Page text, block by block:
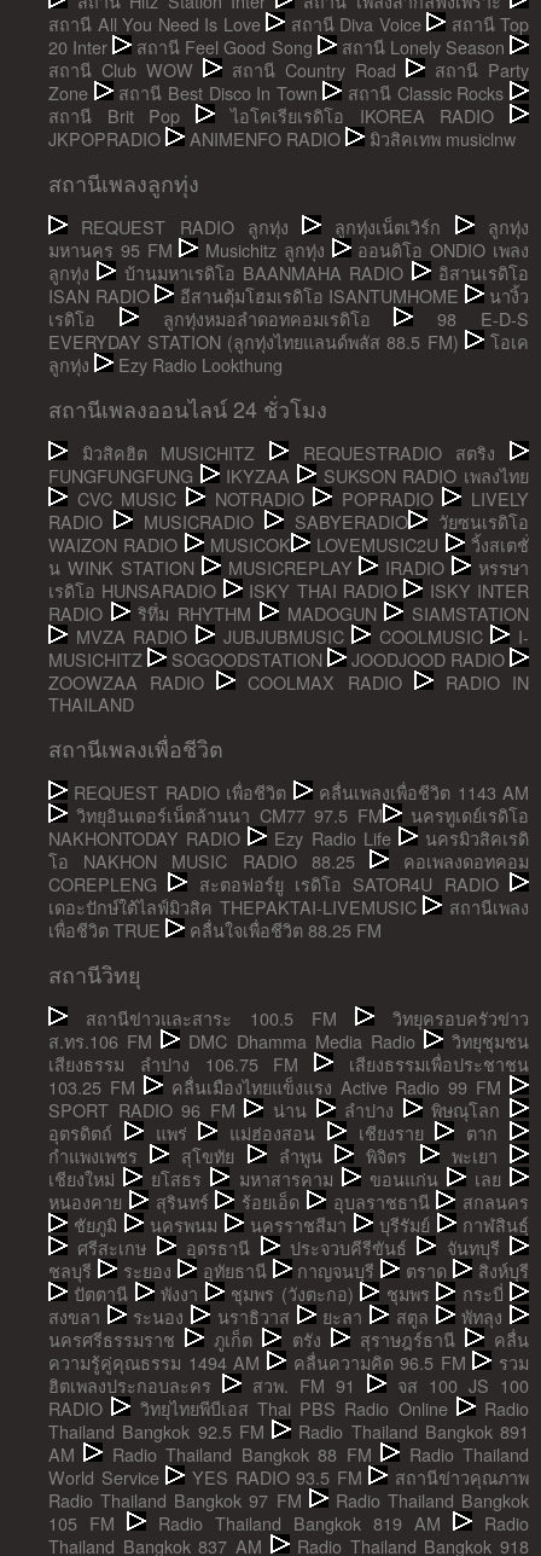
สถานี All You Need Is Love
สถานี Diva Voice
สถานี Top
20 Inter
สถานี Feel Good Song
สถานี Lonely Season
สถานี Club WOW
สถานี Country Road
สถานี Party
Zone
สถานี Best Disco In Town
สถานี Classic Rocks
สถานี Brit Pop
ไอโคเรียเรดิโอ IKOREA RADIO
JKPOPRADIO
ANIMENFO RADIO มิวสิคเทพ musiclnw
สถานีเพลงลูกทุ่ง
REQUEST RADIO ลูกทุ่ง ลูกทุ่งเน็ตเวิร์ก
ลูกทุ่ง
มหานคร 95 FM
Musichitz ลูกทุ่ง
ออนดิโอ ONDIO เพลง
ลูกทุ่ง
บ้านมหาเรดิโอ BAANMAHA RADIO
อิสานเรดิโอ
ISAN RADIO
อีสานตุ้มโฮมเรดิโอ ISANTUMHOME
นางิ้ว
เรดิโอ
ลูกทุ่งหมอลำดอทคอมเรดิโอ
98 E-D-S
EVERYDAY STATION (ลูกทุ่งไทยแลนด์พลัส 88.5 FM)
โอเค
ลูกทุ่ง
Ezy Radio Lookthung
สถานีเพลงออนไลน์ 24 ชั่วโมง
มิวสิคฮิต MUSICHITZ
REQUESTRADIO สตริง
FUNGFUNGFUNG
IKYZAA
SUKSON RADIO เพลงไทย
CVC MUSIC
NOTRADIO POPRADIO
LIVELY
RADIO
MUSICRADIO SABYERADIO
วัยซนเรดิโอ
WAIZON RADIO
MUSICOK LOVEMUSIC2U
วิ้งสเตชั่
น WINK STATION
MUSICREPLAY IRADIO
หรรษา
เรดิโอ HUNSARADIO
ISKY THAI RADIO
ISKY INTER
RADIO
ริทึ่ม RHYTHM MADOGUN
SIAMSTATION
MVZA RADIO
JUBJUBMUSIC COOLMUSIC
I-
MUSICHITZ
SOGOODSTATION
JOODJOOD RADIO
ZOOWZAA RADIO
COOLMAX RADIO
RADIO IN
THAILAND
สถานีเพลงเพื่อชีวิต
REQUEST RADIO เพื่อชีวิต
คลื่นเพลงเพื่อชีวิต 1143 AM
วิทยุอินเตอร์เน็ตล้านนา CM77 97.5 FM
นครทูเดย์เรดิโอ
NAKHONTODAY RADIO
Ezy Radio Life
นครมิวสิคเรดิ
โอ NAKHON MUSIC RADIO 88.25
คอเพลงดอทคอม
COREPLENG
สะตอฟอร์ยู เรดิโอ SATOR4U RADIO
เดอะปักษ์ใต้ไลฟ์มิวสิค THEPAKTAI-LIVEMUSIC
สถานีเพลง
เพื่อชีวิต TRUE
คลื่นใจเพื่อชีวิต 88.25 FM
สถานีวิทยุ
สถานีข่าวและสาระ 100.5 FM
วิทยุครอบครัวข่าว
ส.ทร.106 FM
DMC Dhamma Media Radio
วิทยุชุมชน
เสียงธรรม ลำปาง 106.75 FM
เสียงธรรมเพื่อประชาชน
103.25 FM
คลื่นเมืองไทยแข็งแรง Active Radio 99 FM
SPORT RADIO 96 FM
น่าน ลำปาง
พิษณุโลก
อุตรดิตถ์
แพร่ แม่ฮ่องสอน เชียงราย
ตาก
กำแพงเพชร
สุโขทัย ลำพูน พิจิตร
พะเยา
เชียงใหม่
ยโสธร มหาสารคาม ขอนแก่น
เลย
หนองคาย
สุรินทร์ ร้อยเอ็ด อุบลราชธานี
สกลนคร
ชัยภูมิ
นครพนม นครราชสีมา บุรีรัมย์
กาฬสินธุ์
ศรีสะเกษ
อุดรธานี ประจวบคีรีขันธ์
จันทบุรี
ชลบุรี
ระยอง อุทัยธานี กาญจนบุรี ตราด
สิงห์บุรี
ปัตตานี
พังงา ชุมพร (วังตะกอ) ชุมพร
กระบี่
สงขลา
ระนอง นราธิวาส ยะลา สตูล
พัทลุง
นครศรีธรรมราช
ภูเก็ต ตรัง สุราษฎร์ธานี
คลื่น
ความรู้คู่คุณธรรม 1494 AM
คลื่นความคิด 96.5 FM
รวม
ฮิตเพลงประกอบละคร
สวพ. FM 91
จส 100 JS 100
RADIO
วิทยุไทยพีบีเอส Thai PBS Radio Online
Radio
Thailand Bangkok 92.5 FM
Radio Thailand Bangkok 891
AM
Radio Thailand Bangkok 88 FM
Radio Thailand
World Service
YES RADIO 93.5 FM
สถานีข่าวคุณภาพ
Radio Thailand Bangkok 97 FM
Radio Thailand Bangkok
105 FM
Radio Thailand Bangkok 819 AM
Radio
Thailand Bangkok 837 AM
Radio Thailand Bangkok 918